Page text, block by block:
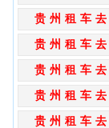
贵州租车去
贵州租车
贵州租车
贵州租车
贵州租车